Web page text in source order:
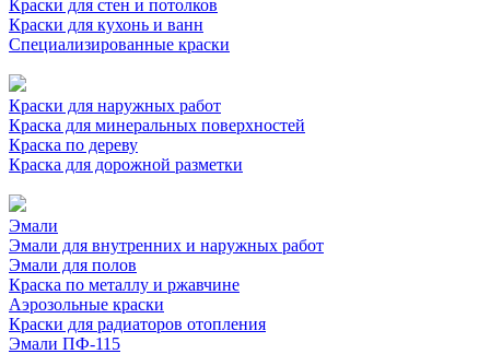
Краски для стен и потолков
Краски для кухонь и ванн
Специализированные краски
Краски для наружных работ
Краска для минеральных поверхностей
Краска по дереву
Краска для дорожной разметки
Эмали
Эмали для внутренних и наружных работ
Эмали для полов
Краска по металлу и ржавчине
Аэрозольные краски
Краски для радиаторов отопления
Эмали ПФ-115